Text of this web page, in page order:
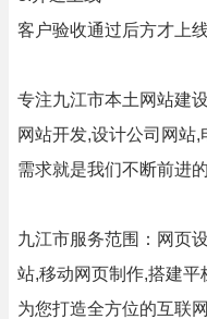
客户验收通过后方才上
专注九江市本土网站建
网站开发,设计公司网站
需求就是我们不断前进
九江市服务范围：网页
站,移动网页制作,搭建平
为您打造全方位的互联